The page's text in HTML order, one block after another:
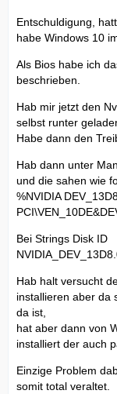
Entschuldigung,
habe Windows 10
Als Bios habe ich
beschrieben.
Hab mir jetzt den
selbst runter
Habe dann den
Hab dann unter
und die sahen wie
%NVIDIA
Bei Strings Disk ID
Hab halt versucht
installieren aber da
da ist,
hat aber dann von
installiert der auch
Einzige Problem
somit total veraltet.